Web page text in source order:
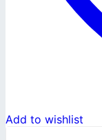
Add to wishlist